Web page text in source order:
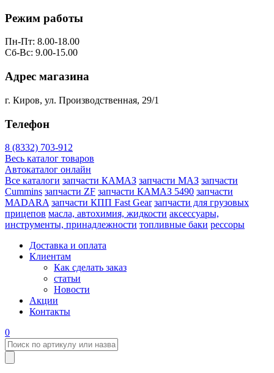
Режим работы
Пн-Пт: 8.00-18.00
Сб-Вс: 9.00-15.00
Адрес магазина
г. Киров, ул. Производственная, 29/1
Телефон
8 (8332) 703-912
Весь каталог товаров
Автокаталог онлайн
Все каталоги запчасти КАМАЗ запчасти МАЗ запчасти
Cummins запчасти ZF запчасти КАМАЗ 5490 запчасти
MADARA запчасти КПП Fast Gear запчасти для грузовых
прицепов масла, автохимия, жидкости аксессуары,
инструменты, принадлежности топливные баки рессоры
Доставка и оплата
Клиентам
Как сделать заказ
статьи
Новости
Акции
Контакты
0